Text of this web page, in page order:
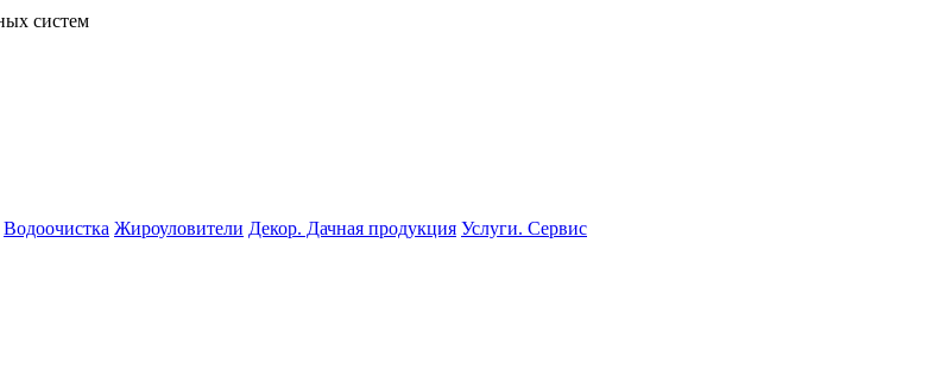
Водоочистка Жироуловители Декор. Дачная продукция Услуги. Сервис